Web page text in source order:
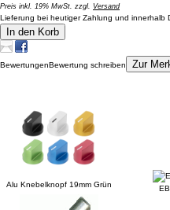
Preis inkl. 19% MwSt. zzgl. Versand
Lieferung bei heutiger Zahlung und innerhalb
In den Korb
BewertungenBewertung schreiben Zur
Alu Knebelknopf 19mm Grün